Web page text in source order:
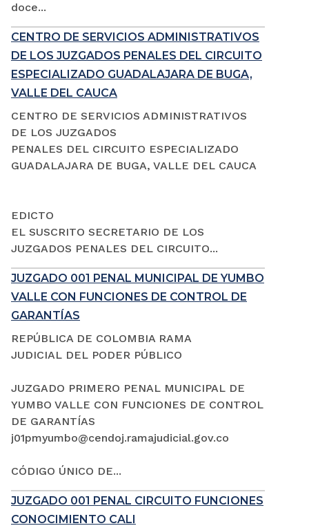
doce...
CENTRO DE SERVICIOS ADMINISTRATIVOS
DE LOS JUZGADOS PENALES DEL CIRCUITO
ESPECIALIZADO GUADALAJARA DE BUGA,
VALLE DEL CAUCA
CENTRO DE SERVICIOS ADMINISTRATIVOS
DE LOS JUZGADOS
PENALES DEL CIRCUITO ESPECIALIZADO
GUADALAJARA DE BUGA, VALLE DEL CAUCA
EDICTO
EL SUSCRITO SECRETARIO DE LOS
JUZGADOS PENALES DEL CIRCUITO...
JUZGADO 001 PENAL MUNICIPAL DE YUMBO
VALLE CON FUNCIONES DE CONTROL DE
GARANTÍAS
REPÚBLICA DE COLOMBIA RAMA
JUDICIAL DEL PODER PÚBLICO
JUZGADO PRIMERO PENAL MUNICIPAL DE
YUMBO VALLE CON FUNCIONES DE CONTROL
DE GARANTÍAS
j01pmyumbo@cendoj.ramajudicial.gov.co
CÓDIGO ÚNICO DE...
JUZGADO 001 PENAL CIRCUITO FUNCIONES
CONOCIMIENTO CALI